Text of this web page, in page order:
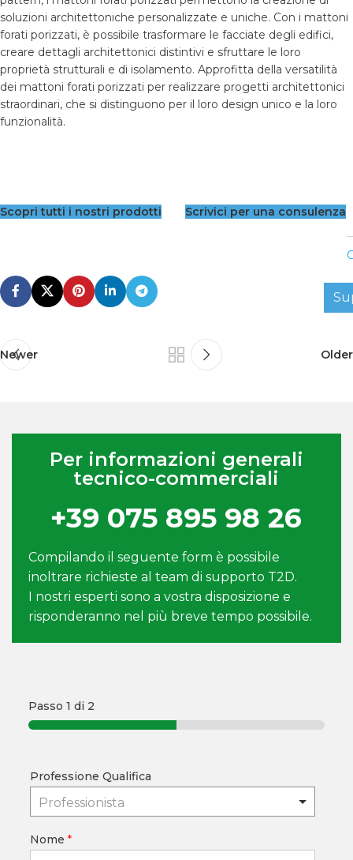
soluzioni architettoniche personalizzate e uniche. Con i mattoni
forati porizzati, è possibile trasformare le facciate degli edifici,
creare dettagli architettonici distintivi e sfruttare le loro
proprietà strutturali e di isolamento. Approfitta della versatilità
dei mattoni forati porizzati per realizzare progetti architettonici
straordinari, che si distinguono per il loro design unico e la loro
funzionalità.
Scopri tutti i nostri prodotti Scrivici per una consulenza
Newer Older
Per informazioni generali
tecnico-commerciali
+39 075 895 98 26
Compilando il seguente form è possibile
inoltrare richieste al team di supporto T2D.
I nostri esperti sono a vostra disposizione e
risponderanno nel più breve tempo possibile.
Passo 1 di 2
Professione Qualifica
Professionista
Nome *